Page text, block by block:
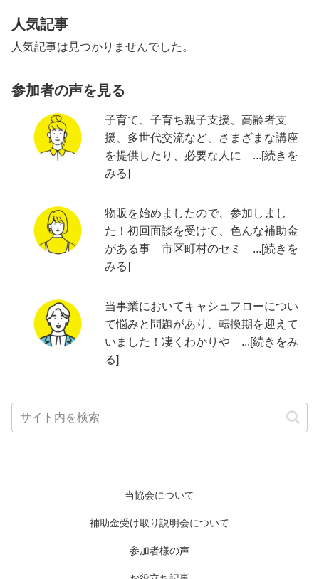
人気記事
人気記事は見つかりませんでした。
参加者の声を見る
子育て、子育ち親子支援、高齢者支
援、多世代交流など、さまざまな講座
を提供したり、必要な人に ...[続きを
みる]
物販を始めましたので、参加しまし
た！初回面談を受けて、色んな補助金
がある事 市区町村のセミ ...[続きを
みる]
当事業においてキャシュフローについ
て悩みと問題があり、転換期を迎えて
いました！凄くわかりや ...[続きをみ
る]
当協会について
補助金受け取り説明会について
参加者様の声